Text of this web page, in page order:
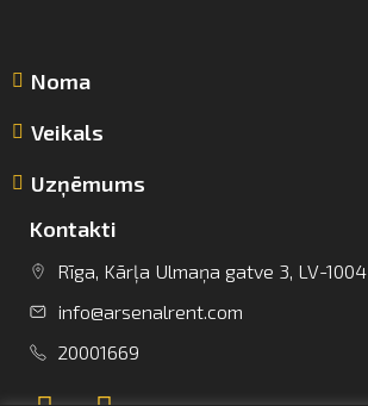
info@arsenalrent.com
+37120001669
Noma
Veikals
Uzņēmums
Kontakti
Rīga, Kārļa Ulmaņa gatve 3, LV-1004
info@arsenalrent.com
20001669